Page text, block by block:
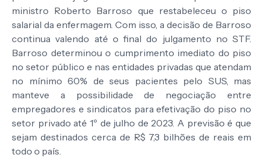
ministro Roberto Barroso que restabeleceu o piso
salarial da enfermagem. Com isso, a decisão de Barroso
continua valendo até o final do julgamento no STF.
Barroso determinou o cumprimento imediato do piso
no setor público e nas entidades privadas que atendam
no mínimo 60% de seus pacientes pelo SUS, mas
manteve a possibilidade de negociação entre
empregadores e sindicatos para efetivação do piso no
setor privado até 1º de julho de 2023. A previsão é que
sejam destinados cerca de R$ 7,3 bilhões de reais em
todo o país.